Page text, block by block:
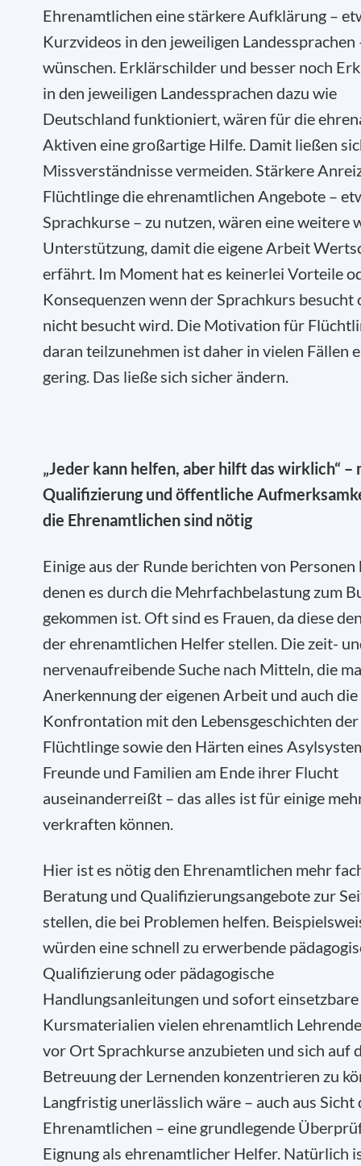
Ehrenamtlichen eine stärkere Aufklärung –
Kurzvideos in den jeweiligen Landessprachen
wünschen. Erklärschilder und besser noch
in den jeweiligen Landessprachen dazu wie
Deutschland funktioniert, wären für die
Aktiven eine großartige Hilfe. Damit ließen
Missverständnisse vermeiden. Stärkere
Flüchtlinge die ehrenamtlichen Angebote –
Sprachkurse – zu nutzen, wären eine weitere
Unterstützung, damit die eigene Arbeit
erfährt. Im Moment hat es keinerlei Vorteile
Konsequenzen wenn der Sprachkurs besucht
nicht besucht wird. Die Motivation für
daran teilzunehmen ist daher in vielen Fällen
gering. Das ließe sich sicher ändern.
„Jeder kann helfen, aber hilft das wirklich“ –
Qualifizierung und öffentliche
die Ehrenamtlichen sind nötig
Einige aus der Runde berichten von Personen
denen es durch die Mehrfachbelastung zum
gekommen ist. Oft sind es Frauen, da diese
der ehrenamtlichen Helfer stellen. Die zeit-
nervenaufreibende Suche nach Mitteln, die
Anerkennung der eigenen Arbeit und auch die
Konfrontation mit den Lebensgeschichten der
Flüchtlinge sowie den Härten eines
Freunde und Familien am Ende ihrer Flucht
auseinanderreißt – das alles ist für einige
verkraften können.
Hier ist es nötig den Ehrenamtlichen mehr
Beratung und Qualifizierungsangebote zur
stellen, die bei Problemen helfen.
würden eine schnell zu erwerbende
Qualifizierung oder pädagogische
Handlungsanleitungen und sofort einsetzbare
Kursmaterialien vielen ehrenamtlich
vor Ort Sprachkurse anzubieten und sich auf
Betreuung der Lernenden konzentrieren zu
Langfristig unerlässlich wäre – auch aus Sicht
Ehrenamtlichen – eine grundlegende
Eignung als ehrenamtlicher Helfer. Natürlich